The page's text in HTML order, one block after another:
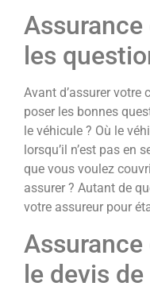
les
Avant d’assurer votre
poser les bonnes
le véhicule ? Où le
lorsqu’il n’est pas en
que vous voulez
assurer ? Autant de
votre assureur pour
le devis de